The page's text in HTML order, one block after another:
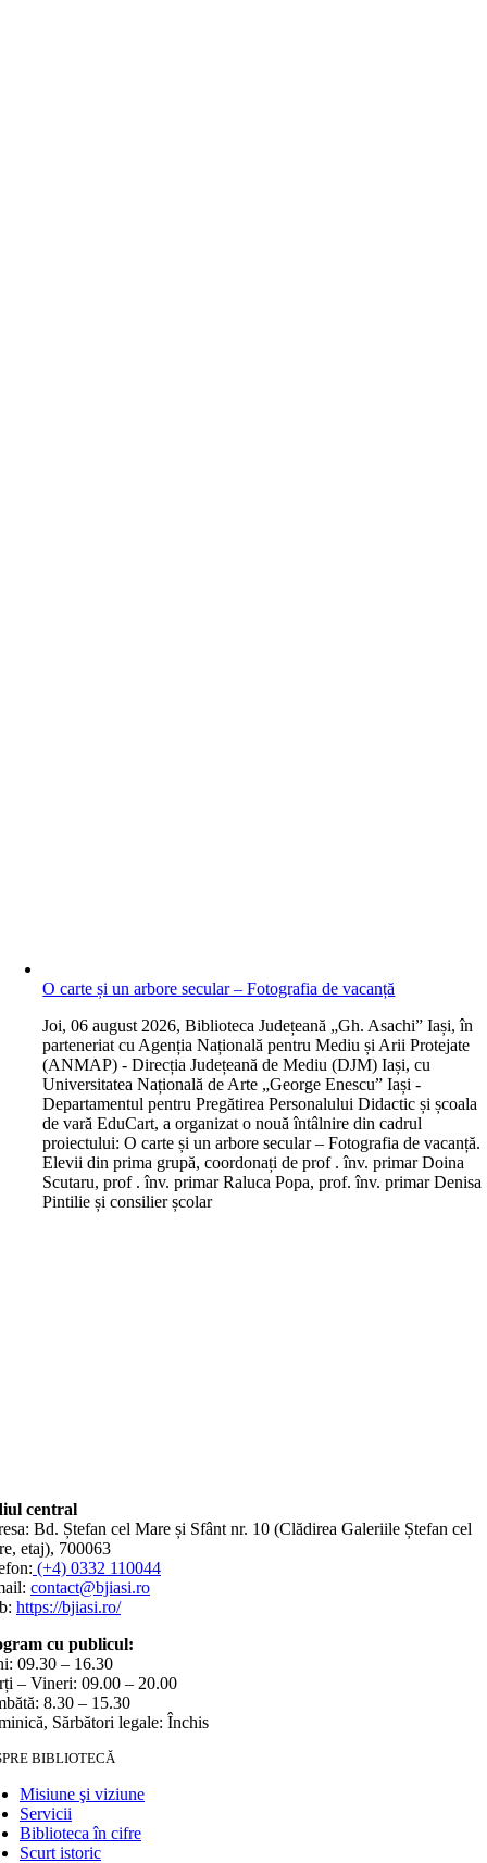
O carte și un arbore secular – Fotografia de vacanță
Joi, 06 august 2026, Biblioteca Județeană „Gh. Asachi” Iași, în
parteneriat cu Agenția Națională pentru Mediu și Arii Protejate
(ANMAP) - Direcția Județeană de Mediu (DJM) Iași, cu
Universitatea Națională de Arte „George Enescu” Iași -
Departamentul pentru Pregătirea Personalului Didactic și școala
de vară EduCart, a organizat o nouă întâlnire din cadrul
proiectului: O carte și un arbore secular – Fotografia de vacanță.
Elevii din prima grupă, coordonați de prof . înv. primar Doina
Scutaru, prof . înv. primar Raluca Popa, prof. înv. primar Denisa
Pintilie și consilier școlar
central
Bd. Ștefan cel Mare și Sfânt nr. 10 (Clădirea Galeriile Ștefan cel
etaj), 700063
(+4) 0332 110044
contact@bjiasi.ro
https://bjiasi.ro/
cu publicul:
09.30 – 16.30
– Vineri: 09.00 – 20.00
8.30 – 15.30
Sărbători legale: Închis
BIBLIOTECĂ
Misiune şi viziune
Servicii
Biblioteca în cifre
Scurt istoric